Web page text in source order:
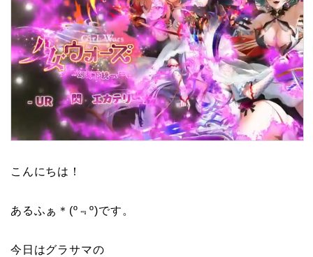
こんにちは！
あるふぁ＊(º﹃º)です。
今日はグラサマの